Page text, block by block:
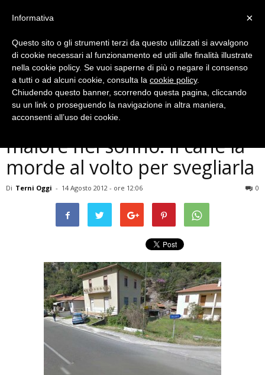
Cronaca
Terni, muore donna colta da
malore nel sonno. Il cane la
morde al volto per svegliarla
Di Terni Oggi - 14 Agosto 2012 - ore 12:06 0
×
Informativa
Questo sito o gli strumenti terzi da questo utilizzati si avvalgono
di cookie necessari al funzionamento ed utili alle finalità illustrate
nella cookie policy. Se vuoi saperne di più o negare il consenso
a tutti o ad alcuni cookie, consulta la cookie policy.
Chiudendo questo banner, scorrendo questa pagina, cliccando
su un link o proseguendo la navigazione in altra maniera,
acconsenti all’uso dei cookie.